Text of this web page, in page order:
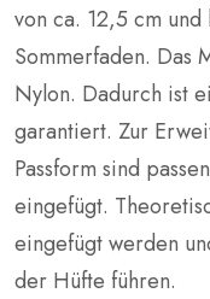
von ca. 12,5 cm
Sommerfaden. Das
Nylon. Dadurch ist
garantiert. Zur
Passform sind
eingefügt.
eingefügt werden
der Hüfte führen.